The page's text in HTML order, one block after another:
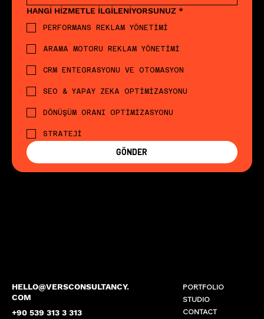
HELLO@VERSCONSULTANCY.
COM
+90 539 313 3 313
PORTFOLIO
STUDIO
CONTACT
HANGİ HİZMETLE İLGİLENİYORSUNUZ *
PERFORMANS REKLAM YÖNETİMİ
ARAMA MOTORU REKLAM YÖNETİMİ
CRM ENTEGRASYONU VE OTOMASYON
SEO & YAPAY ZEKA OPTİMİZASYONU
DÖNÜŞÜM ORANI OPTİMİZASYONU
STRATEJİ
GÖNDER